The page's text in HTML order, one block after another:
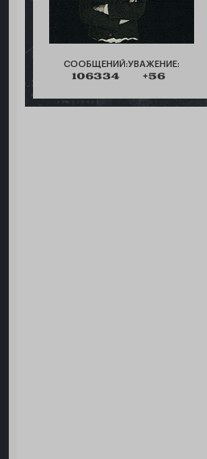
СООБЩЕНИЙ:
106334
УВАЖЕНИЕ:
+56